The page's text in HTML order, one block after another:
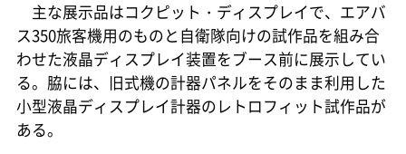
主な展示品はコクピット・ディスプレイで、エアバ
ス350旅客機用のものと自衛隊向けの試作品を組み合
わせた液晶ディスプレイ装置をブース前に展示してい
る。脇には、旧式機の計器パネルをそのまま利用した
小型液晶ディスプレイ計器のレトロフィット試作品が
ある。